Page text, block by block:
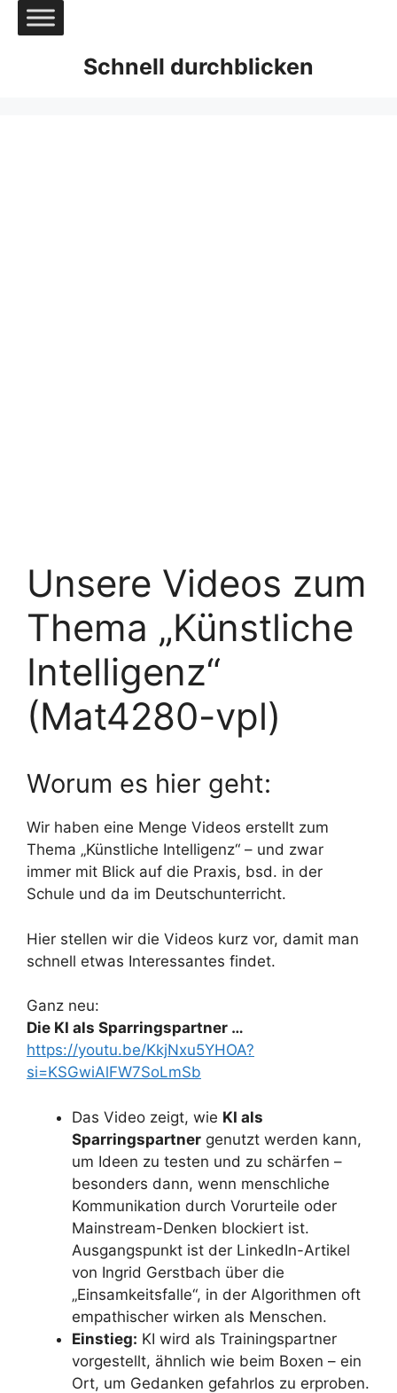
Zum
Inhalt
Schnell durchblicken
Unsere Videos zum
Thema „Künstliche
Intelligenz“
(Mat4280-vpl)
Worum es hier geht:
Wir haben eine Menge Videos erstellt zum
Thema „Künstliche Intelligenz“ – und zwar
immer mit Blick auf die Praxis, bsd. in der
Schule und da im Deutschunterricht.
Hier stellen wir die Videos kurz vor, damit man
schnell etwas Interessantes findet.
Ganz neu:
Die KI als Sparringspartner …
https://youtu.be/KkjNxu5YHOA?
si=KSGwiAlFW7SoLmSb
Das Video zeigt, wie KI als
Sparringspartner genutzt werden kann,
um Ideen zu testen und zu schärfen –
besonders dann, wenn menschliche
Kommunikation durch Vorurteile oder
Mainstream-Denken blockiert ist.
Ausgangspunkt ist der LinkedIn-Artikel
von Ingrid Gerstbach über die
„Einsamkeitsfalle“, in der Algorithmen oft
empathischer wirken als Menschen.
Einstieg: KI wird als Trainingspartner
vorgestellt, ähnlich wie beim Boxen – ein
Ort, um Gedanken gefahrlos zu erproben.